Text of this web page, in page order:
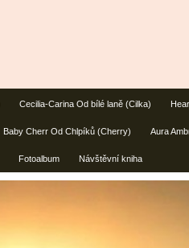
Cecilia-Carina Od bílé laně (Cilka)
Baby Cherr Od Chlpíků (Cherry) Aura
Fotoalbum Návštěvní kniha